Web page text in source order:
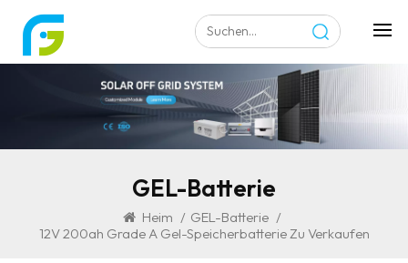
GEL-Batterie
Heim / GEL-Batterie /
12V 200ah Grade A Gel-Speicherbatterie Zu Verkaufen